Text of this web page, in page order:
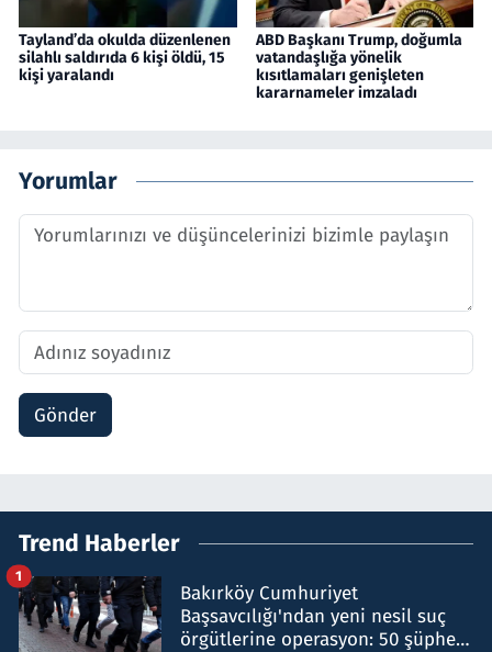
Tayland’da okulda düzenlenen
silahlı saldırıda 6 kişi öldü, 15
kişi yaralandı
ABD Başkanı Trump, doğumla
vatandaşlığa yönelik
kısıtlamaları genişleten
kararnameler imzaladı
Yorumlar
Gönder
Trend Haberler
Bakırköy Cumhuriyet
Başsavcılığı'ndan yeni nesil suç
örgütlerine operasyon: 50 şüpheli
1